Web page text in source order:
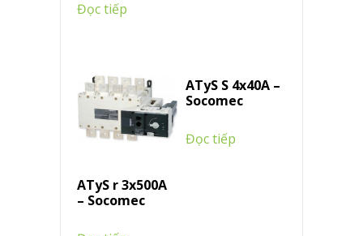
Đọc tiếp
ATyS r 3x500A
– Socomec
ATyS S 4x40A –
Socomec
Đọc tiếp